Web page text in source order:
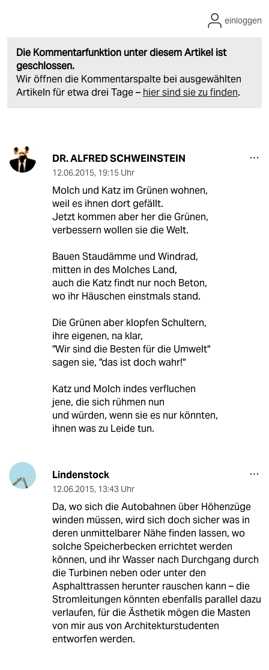
Die Kommentarfunktion unter diesem Artikel ist
geschlossen.
Wir öffnen die Kommentarspalte bei ausgewählten
Artikeln für etwa drei Tage – hier sind sie zu finden.
einloggen
DR. ALFRED SCHWEINSTEIN
12.06.2015, 19:15 Uhr
Molch und Katz im Grünen wohnen,
weil es ihnen dort gefällt.
Jetzt kommen aber her die Grünen,
verbessern wollen sie die Welt.
Bauen Staudämme und Windrad,
mitten in des Molches Land,
auch die Katz findt nur noch Beton,
wo ihr Häuschen einstmals stand.
Die Grünen aber klopfen Schultern,
ihre eigenen, na klar,
"Wir sind die Besten für die Umwelt"
sagen sie, "das ist doch wahr!"
Katz und Molch indes verfluchen
jene, die sich rühmen nun
und würden, wenn sie es nur könnten,
ihnen was zu Leide tun.
Lindenstock
12.06.2015, 13:43 Uhr
Da, wo sich die Autobahnen über Höhenzüge
winden müssen, wird sich doch sicher was in
deren unmittelbarer Nähe finden lassen, wo
solche Speicherbecken errichtet werden
können, und ihr Wasser nach Durchgang durch
die Turbinen neben oder unter den
Asphalttrassen herunter rauschen kann – die
Stromleitungen könnten ebenfalls parallel dazu
verlaufen, für die Ästhetik mögen die Masten
von mir aus von Architekturstudenten
entworfen werden.